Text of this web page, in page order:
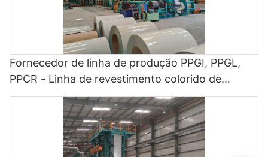
Fornecedor de linha de produção PPGI, PPGL,
PPCR - Linha de revestimento colorido de
bobinas, CCL